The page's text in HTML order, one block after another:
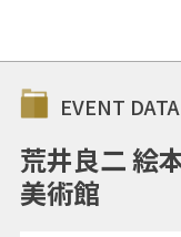
EVENT DATA
荒井良二 絵
美術館